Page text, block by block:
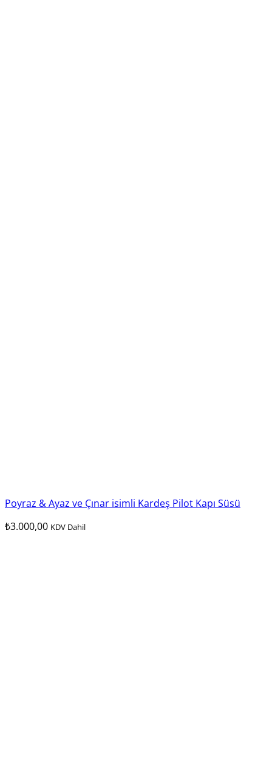
Poyraz & Ayaz ve Çınar isimli Kardeş Pilot Kapı Süsü
₺3.000,00 KDV Dahil